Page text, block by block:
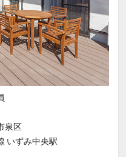
泉区
いずみ中央駅